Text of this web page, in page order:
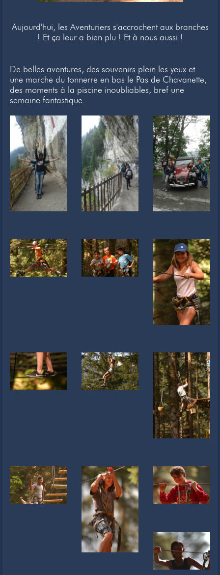
Aujourd'hui, les Aventuriers s'accrochent aux branches
! Et ça leur a bien plu ! Et à nous aussi !
De belles aventures, des souvenirs plein les yeux et
une marche du tonnerre en bas le Pas de Chavanette,
des moments à la piscine inoubliables, bref une
semaine fantastique.